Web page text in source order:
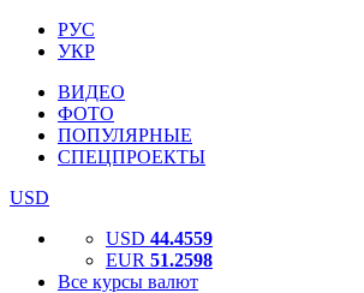
РУС
УКР
ВИДЕО
ФОТО
ПОПУЛЯРНЫЕ
СПЕЦПРОЕКТЫ
USD
USD 44.4559
EUR 51.2598
Все курсы валют